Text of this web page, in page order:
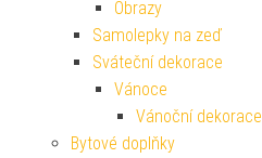
Obrazy
Samolepky na zeď
Sváteční dekorace
Vánoce
Vánoční dekorace
Bytové doplňky